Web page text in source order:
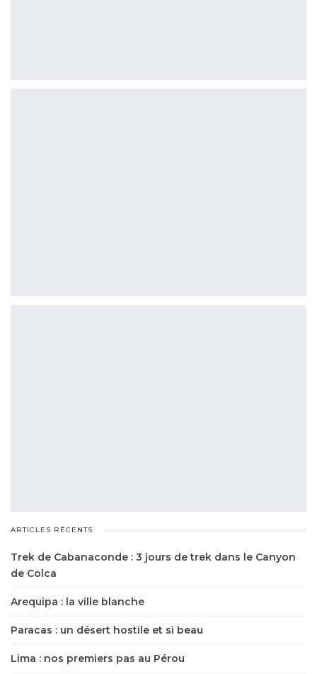
ARTICLES RÉCENTS
Trek de Cabanaconde : 3 jours de trek dans le Canyon
de Colca
Arequipa : la ville blanche
Paracas : un désert hostile et si beau
Lima : nos premiers pas au Pérou